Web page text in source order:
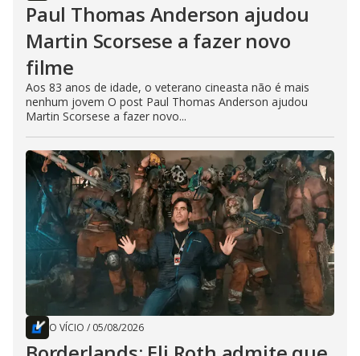
Paul Thomas Anderson ajudou
Martin Scorsese a fazer novo
filme
Aos 83 anos de idade, o veterano cineasta não é mais
nenhum jovem O post Paul Thomas Anderson ajudou
Martin Scorsese a fazer novo...
O VÍCIO / 05/08/2026